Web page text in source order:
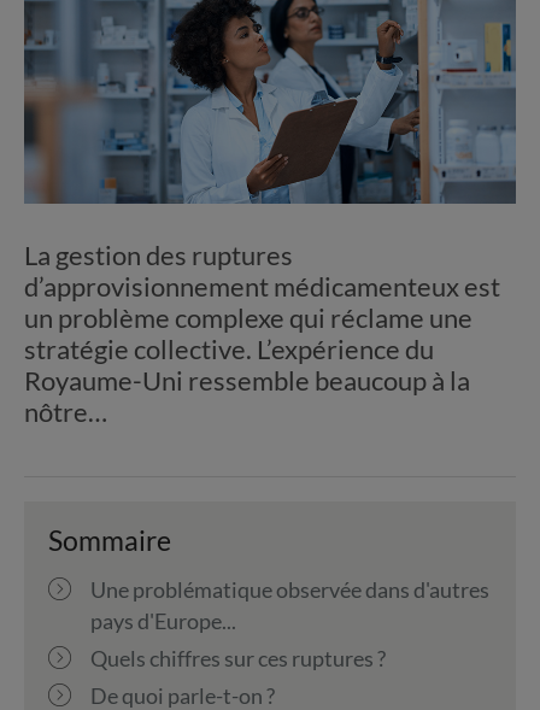
La gestion des ruptures
d’approvisionnement médicamenteux est
un problème complexe qui réclame une
stratégie collective. L’expérience du
Royaume-Uni ressemble beaucoup à la
nôtre…
Sommaire
Une problématique observée dans d'autres
pays d'Europe...
Quels chiffres sur ces ruptures ?
De quoi parle-t-on ?